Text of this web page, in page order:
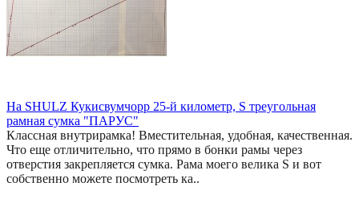
На SHULZ Кукисвумчорр 25-й километр, S треугольная
рамная сумка "ПАРУС"
Классная внутрирамка! Вместительная, удобная, качественная.
Что еще отличительно, что прямо в бонки рамы через
отверстия закрепляется сумка. Рама моего велика S и вот
собственно можете посмотреть ка..